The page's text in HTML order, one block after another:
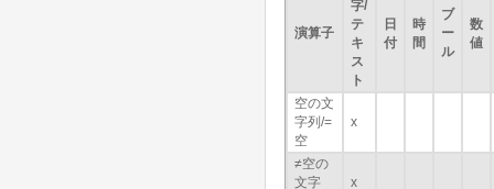
演算子
字/
テ
キ
ス
ト
日
付
時
間
ブ
ー
ル
数
値
空の文
字列/=
空
x
≠空の
文字
x